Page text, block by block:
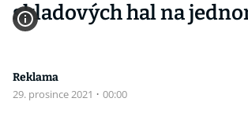
skladových hal na
Reklama
29. prosince 2021 · 00:00